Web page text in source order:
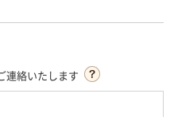
連絡いたします